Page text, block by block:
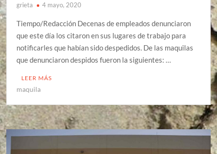
grieta 4 mayo, 2020
Tiempo/Redacción Decenas de empleados denunciaron
que este día los citaron en sus lugares de trabajo para
notificarles que habían sido despedidos. De las maquilas
que denunciaron despidos fueron la siguientes: …
LEER MÁS
maquila